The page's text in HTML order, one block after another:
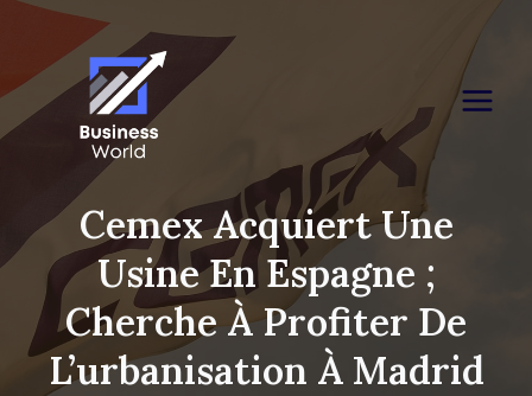
content
Cemex Acquiert Une
Usine En Espagne ;
Cherche À Profiter De
L’urbanisation À Madrid